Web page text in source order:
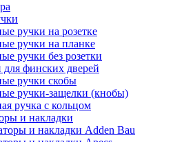
ручки на розетке
ручки на планке
ручки без розетки
для финских дверей
ручки скобы
ручки-защелки (кнобы)
ручка с кольцом
и накладки
и накладки Adden Bau